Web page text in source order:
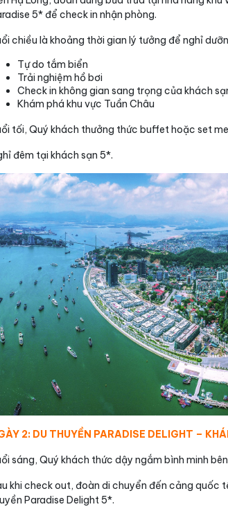
5* để check in nhận phòng.
chiều là khoảng thời gian lý tưởng để nghỉ
Tự do tắm biển
Trải nghiệm hồ bơi
Check in không gian sang trọng của khách
Khám phá khu vực Tuần Châu
tối, Quý khách thưởng thức buffet hoặc set
đêm tại khách sạn 5*.
2: DU THUYỀN PARADISE DELIGHT –
sáng, Quý khách thức dậy ngắm bình minh
khi check out, đoàn di chuyển đến cảng quốc
Paradise Delight 5*.